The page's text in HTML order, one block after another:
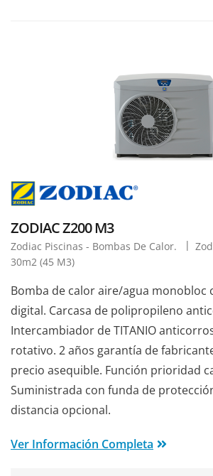
ZODIAC Z200 M3
Zodiac Piscinas - Bombas De Calor.
30m2 (45 M3)
Bomba de calor aire/agua monobloc
digital. Carcasa de polipropileno
Intercambiador de TITANIO
rotativo. 2 años garantía de
precio asequible. Función prioridad
Suministrada con funda de
distancia opcional.
Ver Información Completa